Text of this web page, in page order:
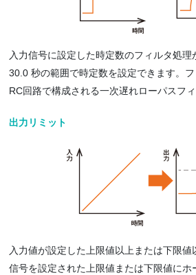
入力信号に設定した時定数のフィルタ処理
30.0 秒の範囲で時定数を設定できます。
RC回路で構成される一次遅れローパスフィ
出力リミット
入力値が設定した上限値以上または下限値
信号を設定された上限値または下限値にホ